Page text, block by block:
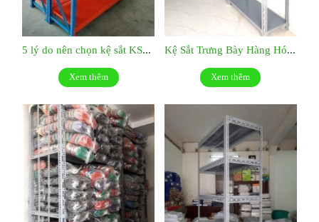
5 lý do nên chọn kệ sắt KS047
Xem thêm
Kệ Sắt Trưng Bày Hàng Hóa : KS046
Xem thêm